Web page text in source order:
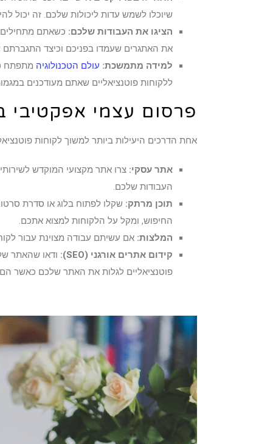
שיוכלו לשמש עדות ליכולות שלכם. זה יכול
הציגו את העבודות שלכם: כשאתם מתחילים
את האתגרים שעמדו בפניכם וכיצד התגברתם
למידה מתמשכת: עולם הטכנולוגיה מתפתח
ללקוחות פוטנציאליים שאתם מעודכנים
פרסום עצמי אפקטיבי
אחת הדרכים היעילות ביותר למשוך לקוחות
אתר עסקי: צרו אתר מקצועי המוקדש
העבודות שלכם.
תוכן מרתק: שקלו לפתוח בלוג או סדרת
החיפוש, ומקל על הלקוחות למצוא אתכם.
המלצות: אם עשיתם עבודה מצוינת עבור
קידום אתרים אורגני (SEO):
ודאו שהאתר
פוטנציאליים לגלות את האתר שלכם כאשר